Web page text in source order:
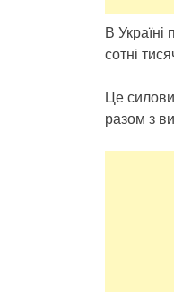
В Україні
сотні
Це
разом з